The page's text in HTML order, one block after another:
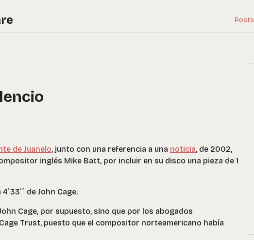
Posts
de Juanelo, junto con una referencia a una noticia, de 2002,
inglés Mike Batt, por incluir en su disco una pieza de 1
de John Cage.
Cage, por supuesto, sino que por los abogados
Trust, puesto que el compositor norteamericano había